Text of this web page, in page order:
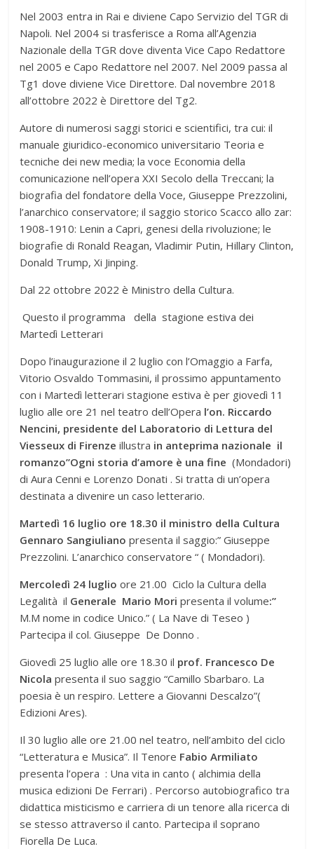
Nel 2003 entra in Rai e diviene Capo Servizio del TGR di
Napoli. Nel 2004 si trasferisce a Roma all’Agenzia
Nazionale della TGR dove diventa Vice Capo Redattore
nel 2005 e Capo Redattore nel 2007. Nel 2009 passa al
Tg1 dove diviene Vice Direttore. Dal novembre 2018
all’ottobre 2022 è Direttore del Tg2.
Autore di numerosi saggi storici e scientifici, tra cui: il
manuale giuridico-economico universitario Teoria e
tecniche dei new media; la voce Economia della
comunicazione nell’opera XXI Secolo della Treccani; la
biografia del fondatore della Voce, Giuseppe Prezzolini,
l’anarchico conservatore; il saggio storico Scacco allo zar:
1908-1910: Lenin a Capri, genesi della rivoluzione; le
biografie di Ronald Reagan, Vladimir Putin, Hillary Clinton,
Donald Trump, Xi Jinping.
Dal 22 ottobre 2022 è Ministro della Cultura.
Questo il programma della stagione estiva dei
Martedì Letterari
Dopo l’inaugurazione il 2 luglio con l’Omaggio a Farfa,
Vitorio Osvaldo Tommasini, il prossimo appuntamento
con i Martedì letterari stagione estiva è per giovedì 11
luglio alle ore 21 nel teatro dell’Opera l’on. Riccardo
Nencini, presidente del Laboratorio di Lettura del
Viesseux di Firenzeillustra in anteprima nazionale il
romanzo”Ogni storia d’amore è una fine (Mondadori)
di Aura Cenni e Lorenzo Donati . Si tratta di un’opera
destinata a divenire un caso letterario.
Martedì 16 luglio ore 18.30 il ministro della Cultura
Gennaro Sangiuliano presenta il saggio:” Giuseppe
Prezzolini. L’anarchico conservatore “ ( Mondadori).
Mercoledì 24 luglio ore 21.00 Ciclo la Cultura della
Legalità il Generale Mario Moripresenta il volume:”
M.M nome in codice Unico.” ( La Nave di Teseo )
Partecipa il col. Giuseppe De Donno .
Giovedì 25 luglio alle ore 18.30 il prof. Francesco De
Nicola presenta il suo saggio “Camillo Sbarbaro. La
poesia è un respiro. Lettere a Giovanni Descalzo”(
Edizioni Ares).
Il 30 luglio alle ore 21.00 nel teatro, nell’ambito del ciclo
“Letteratura e Musica”. Il Tenore Fabio Armiliato
presenta l’opera : Una vita in canto ( alchimia della
musica edizioni De Ferrari) . Percorso autobiografico tra
didattica misticismo e carriera di un tenore alla ricerca di
se stesso attraverso il canto. Partecipa il soprano
Fiorella De Luca.